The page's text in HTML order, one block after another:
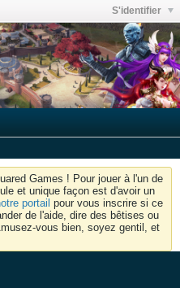
S'identifier
Games ! Pour jouer à l'un de
et unique façon est d'avoir un
portail pour vous inscrire si ce
de l'aide, dire des bêtises ou
vous bien, soyez gentil, et